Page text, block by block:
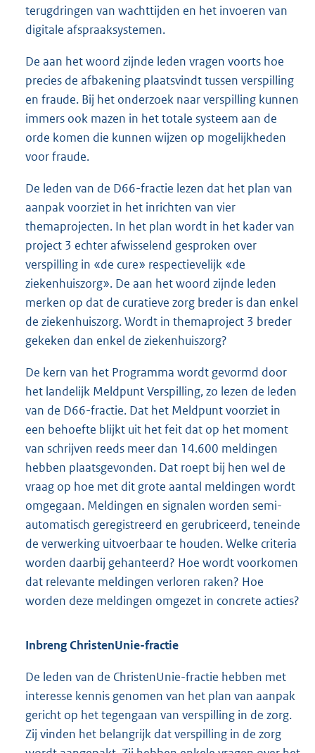
terugdringen van wachttijden en het invoeren van
digitale afspraaksystemen.
De aan het woord zijnde leden vragen voorts hoe
precies de afbakening plaatsvindt tussen verspilling
en fraude. Bij het onderzoek naar verspilling kunnen
immers ook mazen in het totale systeem aan de
orde komen die kunnen wijzen op mogelijkheden
voor fraude.
De leden van de D66-fractie lezen dat het plan van
aanpak voorziet in het inrichten van vier
themaprojecten. In het plan wordt in het kader van
project 3 echter afwisselend gesproken over
verspilling in «de cure» respectievelijk «de
ziekenhuiszorg». De aan het woord zijnde leden
merken op dat de curatieve zorg breder is dan enkel
de ziekenhuiszorg. Wordt in themaproject 3 breder
gekeken dan enkel de ziekenhuiszorg?
De kern van het Programma wordt gevormd door
het landelijk Meldpunt Verspilling, zo lezen de leden
van de D66-fractie. Dat het Meldpunt voorziet in
een behoefte blijkt uit het feit dat op het moment
van schrijven reeds meer dan 14.600 meldingen
hebben plaatsgevonden. Dat roept bij hen wel de
vraag op hoe met dit grote aantal meldingen wordt
omgegaan. Meldingen en signalen worden semi-
automatisch geregistreerd en gerubriceerd, teneinde
de verwerking uitvoerbaar te houden. Welke criteria
worden daarbij gehanteerd? Hoe wordt voorkomen
dat relevante meldingen verloren raken? Hoe
worden deze meldingen omgezet in concrete acties?
Inbreng ChristenUnie-fractie
De leden van de ChristenUnie-fractie hebben met
interesse kennis genomen van het plan van aanpak
gericht op het tegengaan van verspilling in de zorg.
Zij vinden het belangrijk dat verspilling in de zorg